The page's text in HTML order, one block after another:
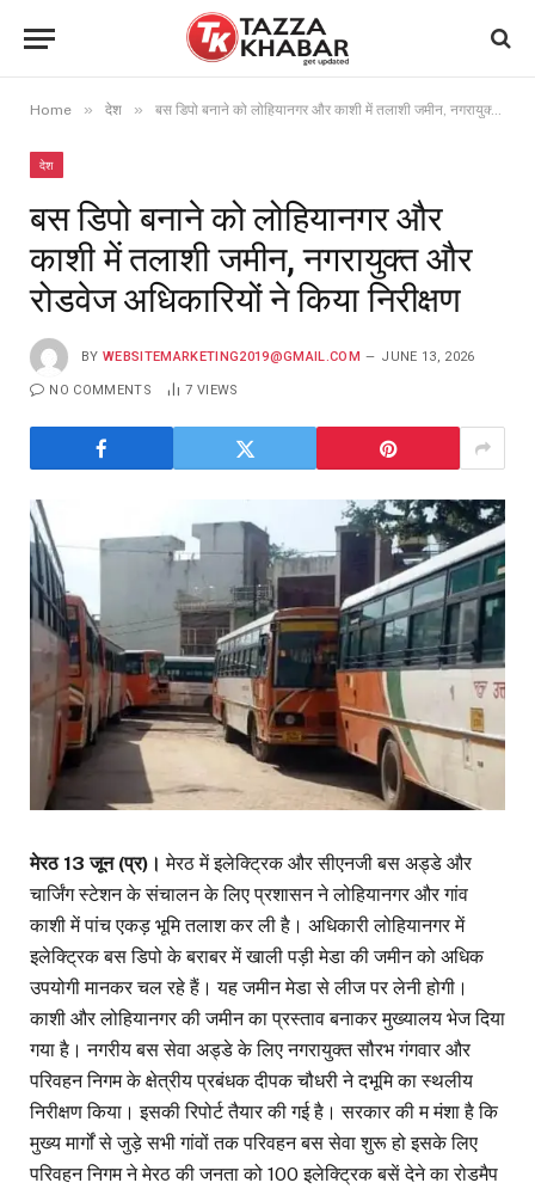
Home » देश » बस डिपो बनाने को लोहियानगर और काशी में तलाशी जमीन, नगरायुक्त और रोडवेज अधिकारियों ने किया निरीक्षण
देश
बस डिपो बनाने को लोहियानगर और
काशी में तलाशी जमीन, नगरायुक्त और
रोडवेज अधिकारियों ने किया निरीक्षण
BY WEBSITEMARKETING2019@GMAIL.COM JUNE 13, 2026
NO COMMENTS 7 VIEWS
मेरठ 13 जून (प्र)। मेरठ में इलेक्ट्रिक और सीएनजी बस अड्डे और
चार्जिंग स्टेशन के संचालन के लिए प्रशासन ने लोहियानगर और गांव
काशी में पांच एकड़ भूमि तलाश कर ली है। अधिकारी लोहियानगर में
इलेक्ट्रिक बस डिपो के बराबर में खाली पड़ी मेडा की जमीन को अधिक
उपयोगी मानकर चल रहे हैं। यह जमीन मेडा से लीज पर लेनी होगी।
काशी और लोहियानगर की जमीन का प्रस्ताव बनाकर मुख्यालय भेज दिया
गया है। नगरीय बस सेवा अड्डे के लिए नगरायुक्त सौरभ गंगवार और
परिवहन निगम के क्षेत्रीय प्रबंधक दीपक चौधरी ने दभूमि का स्थलीय
निरीक्षण किया। इसकी रिपोर्ट तैयार की गई है। सरकार की म मंशा है कि
मुख्य मार्गों से जुड़े सभी गांवों तक परिवहन बस सेवा शुरू हो इसके लिए
परिवहन निगम ने मेरठ की जनता को 100 इलेक्ट्रिक बसें देने का रोडमैप